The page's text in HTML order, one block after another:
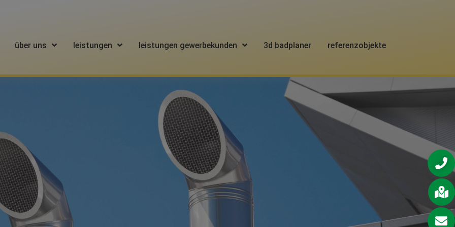
über uns leistungen leistungen gewerbekunden 3d badplaner referenzobjekte